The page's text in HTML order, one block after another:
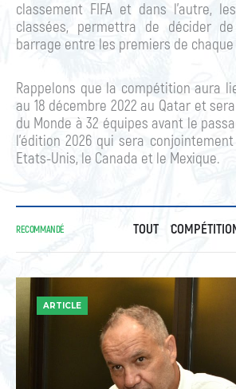
classement FIFA et dans l’autre,
classées, permettra de décider
barrage entre les premiers de
Rappelons que la compétition aura
au 18 décembre 2022 au Qatar et
du Monde à 32 équipes avant le
l’édition 2026 qui sera
Etats-Unis, le Canada et le Mexique.
RECOMMANDÉ TOUT
ARTICLE